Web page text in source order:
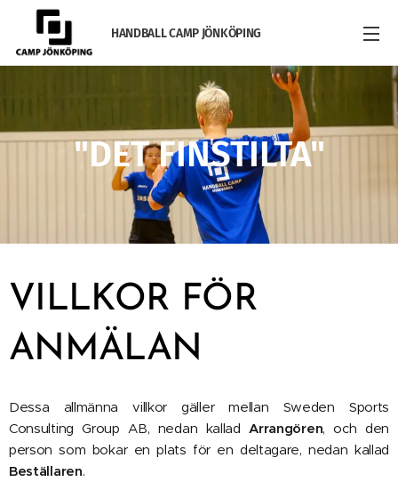
HANDBALL CAMP JÖNKÖPING
"DET FINSTILTA"
VILLKOR FÖR
ANMÄLAN
Dessa allmänna villkor gäller mellan Sweden Sports
Consulting Group AB, nedan kalladArrangören, och den
person som bokar en plats för en deltagare, nedan kallad
Beställaren.